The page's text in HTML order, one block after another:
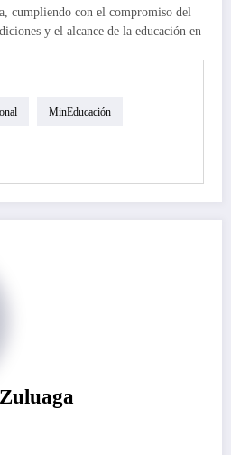
cumpliendo con el compromiso del
y el alcance de la educación en
MinEducación